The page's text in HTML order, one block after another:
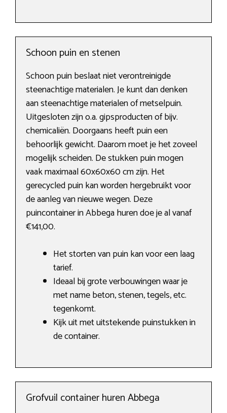
Schoon puin en stenen
Schoon puin beslaat niet verontreinigde
steenachtige materialen. Je kunt dan denken
aan steenachtige materialen of metselpuin.
Uitgesloten zijn o.a. gipsproducten of bijv.
chemicaliën. Doorgaans heeft puin een
behoorlijk gewicht. Daarom moet je het zoveel
mogelijk scheiden. De stukken puin mogen
vaak maximaal 60x60x60 cm zijn. Het
gerecycled puin kan worden hergebruikt voor
de aanleg van nieuwe wegen. Deze
puincontainer in Abbega huren doe je al vanaf
€141,00.
Het storten van puin kan voor een laag
tarief.
Ideaal bij grote verbouwingen waar je
met name beton, stenen, tegels, etc.
tegenkomt.
Kijk uit met uitstekende puinstukken in
de container.
Grofvuil container huren Abbega